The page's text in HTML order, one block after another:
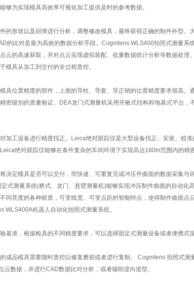
够为实现模具高效率可视化加工提供及时的参考数据。
的形状以及回弹进行分析，调整修改模具，最终获得正确的制件外型。
的比对是最为高效的数据分析手段。Cognitens WLS400拍照式测量系
云的高速获取，并对点云实现虚拟装配、批量数据统计分析等数据处理
模具从加工到交付的全过程质控。
具位置精度的部件，上面的导柱、导套、导正销的位置精度要求很高。
密级别的质量验证。DEA龙门式测量机采用开敞式结构和地基式平台，
加工设备进行精度找正。Leica绝对跟踪仪是大型设备找正、安装、校
绝对跟踪仪能够在条件复杂的车间环境下实现高达160m范围内的精
决定模具是否可以交付，而快速、可重复完成冲压件曲面的数据采集与
式测量系统(桥式、龙门、悬臂测量机)能够实现冲压制件曲面的自动化
同亮度的各种材质，可变线宽、可变点距的智能特点，使得制件曲面点
WLS400A机器人自动化拍照式测量系统。
基准，根据检具的不同精度要求，可以选择固定式测量设备或者便携式
成品模具需要随时质控以修复磨损或者进行复制。 Cognitens 拍照式测
云数据，并进行CAD数据比对分析，或者辅助逆向造型。